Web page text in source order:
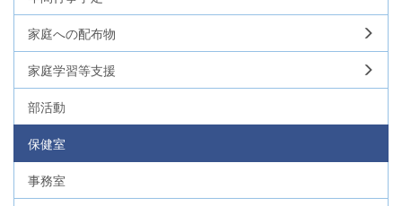
家庭への配布物
家庭学習等支援
部活動
保健室
事務室